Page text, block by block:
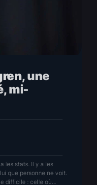
une
mi-
les stats. Il y a les
que personne ne voit.
difficile : celle où